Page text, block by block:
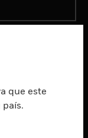
que este